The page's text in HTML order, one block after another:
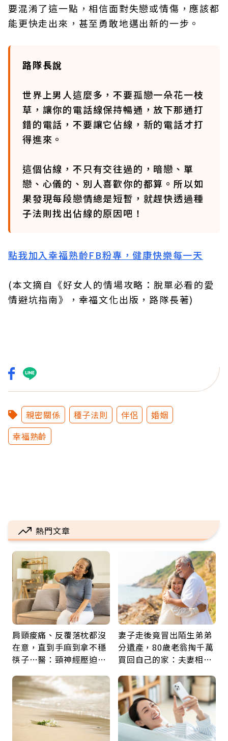
要混淆了這一點，相信面對失戀或情傷，應該都
能更快走出來，甚至勇敢地邁出新的一步。
路隊長說
世界上男人這麼多，不要孤戀一朵花一枝
草，讓你的電話線保持暢通，放下那通打
錯的電話，不要讓它佔線，新的電話才打
得進來。
這個佔線，不只有交往過的，暗戀、單
戀、心儀的、別人喜歡你的都算。所以如
果發現每段戀情總是短暫，就趕快透過種
子法則找出佔線的原因吧！
點我加入幸福熟齡FB粉專，健康快樂每一天
(本文摘自《好女人的情場攻略：脫單必看的愛
情避坑指南》，幸福文化出版，路隊長著)
親密關係 種子法則 伴侶
婚姻
幸福熟齡
熱門文章
肩頸痠痛、反覆落枕都沒
在意，直到手麻到拿不穩
筷子…醫：頸神經壓迫上
鍵
妻子走後竟冒出陌生弟弟
分遺產，80歲老翁掏千萬
買回自己的家：夫妻相守